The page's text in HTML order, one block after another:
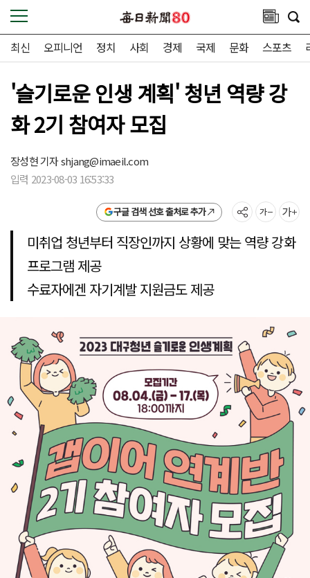
최신 오피니언 정치 사회 경제 국제 문화 스포츠
'슬기로운 인생 계획' 청년 역량 강
화 2기 참여자 모집
장성현 기자shjang@imaeil.com
입력 2023-08-03 16:53:33
구글 검색 선호 출처로 추가
미취업 청년부터 직장인까지 상황에 맞는 역량 강화
프로그램 제공
수료자에겐 자기계발 지원금도 제공